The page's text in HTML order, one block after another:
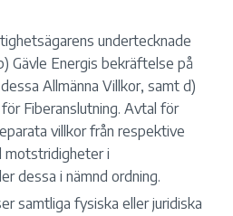
undertecknade
Gävle Energis bekräftelse på
Allmänna Villkor, samt d)
Fiberanslutning. Avtal för
villkor från respektive
motstridigheter i
dessa i nämnd ordning.
samtliga fysiska eller juridiska